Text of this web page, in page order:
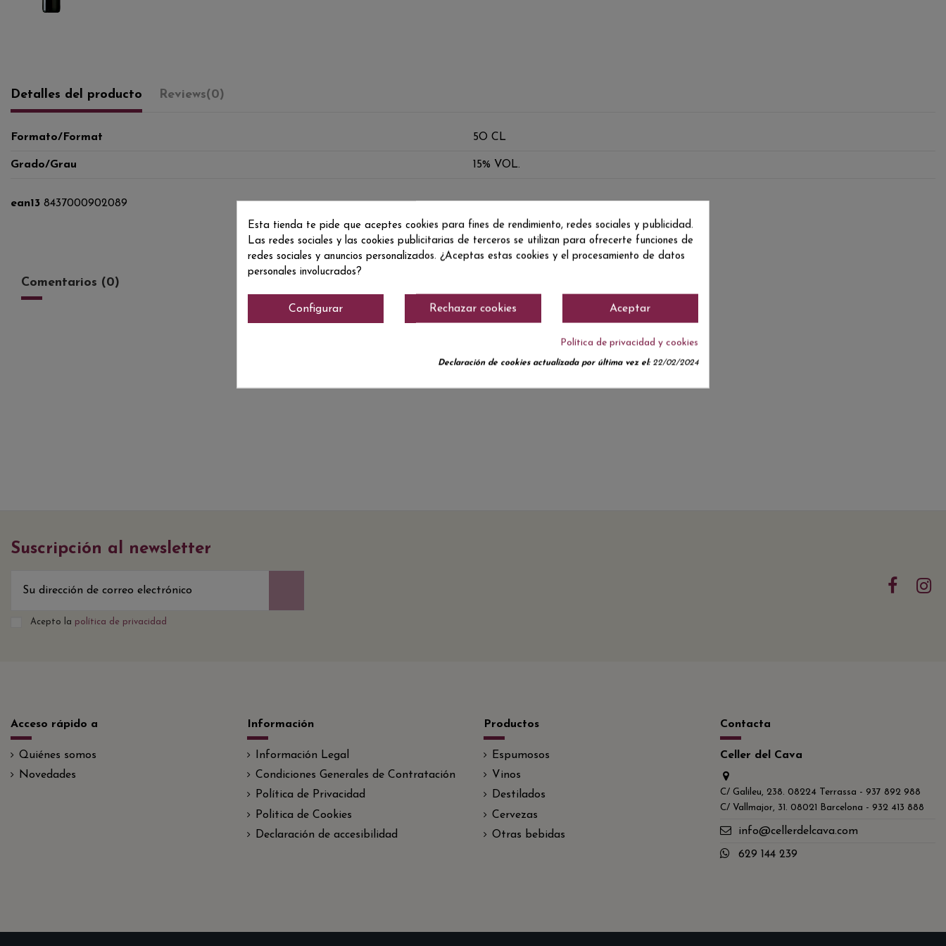
Detalles del producto Reviews(0)
Formato/Format 5O CL
Grado/Grau 15% VOL.
ean13 8437000902089
Comentarios (0)
Suscripción al newsletter
Acepto la política de privacidad
Acceso rápido a
Quiénes somos
Novedades
Información
Información Legal
Condiciones Generales de Contratación
Política de Privacidad
Politica de Cookies
Declaración de accesibilidad
Productos
Espumosos
Vinos
Destilados
Cervezas
Otras bebidas
Contacta
Celler del Cava
C/ Galileu, 238. 08224 Terrassa - 937 892 988
C/ Vallmajor, 31. 08021 Barcelona - 932 413 888
info@cellerdelcava.com
629 144 239
Esta tienda te pide que aceptes cookies para fines de rendimiento, redes sociales y publicidad.
Las redes sociales y las cookies publicitarias de terceros se utilizan para ofrecerte funciones de
redes sociales y anuncios personalizados. ¿Aceptas estas cookies y el procesamiento de datos
personales involucrados?
Aceptar
Rechazar cookies
Configurar
Política de privacidad y cookies
Declaración de cookies actualizada por última vez el:22/02/2024